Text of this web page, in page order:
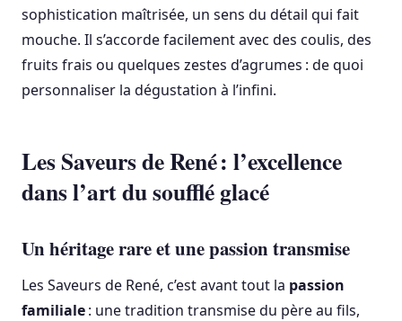
sophistication maîtrisée, un sens du détail qui fait
mouche. Il s’accorde facilement avec des coulis, des
fruits frais ou quelques zestes d’agrumes : de quoi
personnaliser la dégustation à l’infini.
Les Saveurs de René : l’excellence
dans l’art du soufflé glacé
Un héritage rare et une passion transmise
Les Saveurs de René, c’est avant tout la passion
familiale: une tradition transmise du père au fils,